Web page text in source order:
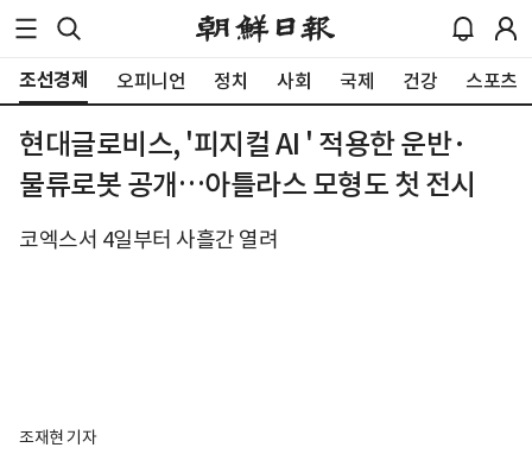
조선경제 오피니언 정치 사회 국제 건강 스포츠
현대글로비스, '피지컬 AI ' 적용한 운반·
물류로봇 공개…아틀라스 모형도 첫 전시
코엑스서 4일부터 사흘간 열려
조재현 기자